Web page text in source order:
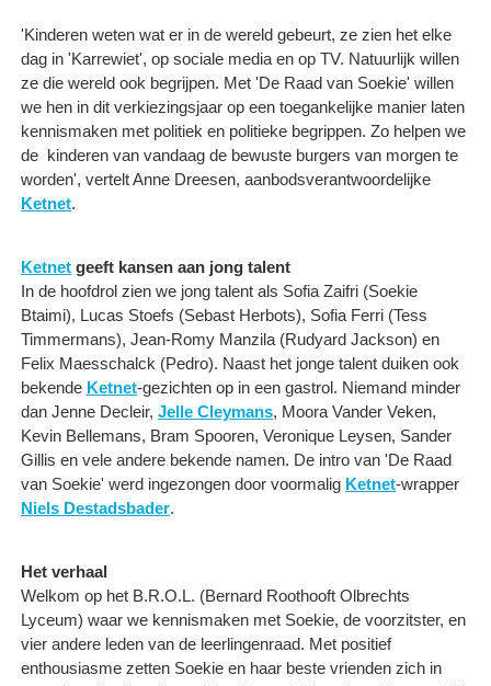
'Kinderen weten wat er in de wereld gebeurt, ze zien het elke
dag in 'Karrewiet', op sociale media en op TV. Natuurlijk willen
ze die wereld ook begrijpen. Met 'De Raad van Soekie' willen
we hen in dit verkiezingsjaar op een toegankelijke manier laten
kennismaken met politiek en politieke begrippen. Zo helpen we
de kinderen van vandaag de bewuste burgers van morgen te
worden', vertelt Anne Dreesen, aanbodsverantwoordelijke
Ketnet.
Ketnet geeft kansen aan jong talent
In de hoofdrol zien we jong talent als Sofia Zaifri (Soekie
Btaimi), Lucas Stoefs (Sebast Herbots), Sofia Ferri (Tess
Timmermans), Jean-Romy Manzila (Rudyard Jackson) en
Felix Maesschalck (Pedro). Naast het jonge talent duiken ook
bekende Ketnet-gezichten op in een gastrol. Niemand minder
dan Jenne Decleir, Jelle Cleymans, Moora Vander Veken,
Kevin Bellemans, Bram Spooren, Veronique Leysen, Sander
Gillis en vele andere bekende namen. De intro van 'De Raad
van Soekie' werd ingezongen door voormalig Ketnet-wrapper
Niels Destadsbader.
Het verhaal
Welkom op het B.R.O.L. (Bernard Roothooft Olbrechts
Lyceum) waar we kennismaken met Soekie, de voorzitster, en
vier andere leden van de leerlingenraad. Met positief
enthousiasme zetten Soekie en haar beste vrienden zich in